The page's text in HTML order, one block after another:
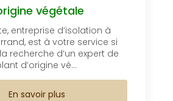
végétale
entreprise d’isolation à
est à votre service si
recherche d’un expert de
d’origine vé...
En savoir plus